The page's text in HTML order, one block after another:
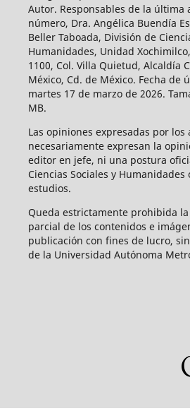
Autor. Responsables de la última
número, Dra. Angélica Buendía
Beller Taboada, División de
Humanidades, Unidad
1100, Col. Villa Quietud, Alcaldía
México, Cd. de México. Fecha de
martes 17 de marzo de 2026.
MB.
Las opiniones expresadas por los
necesariamente expresan la
editor en jefe, ni una postura
Ciencias Sociales y Humanidades
estudios.
Queda estrictamente prohibida
parcial de los contenidos e
publicación con fines de lucro,
de la Universidad Autónoma